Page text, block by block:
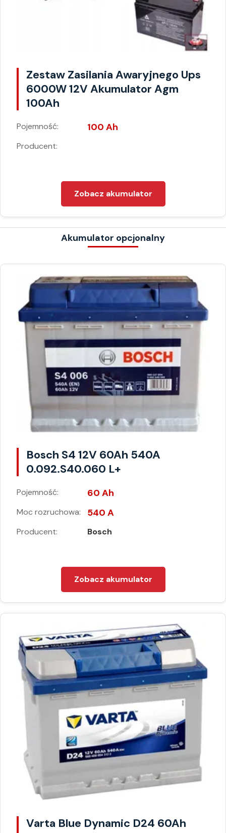
Zestaw Zasilania Awaryjnego Ups
6000W 12V Akumulator Agm
100Ah
Pojemność: 100 Ah
Producent:
Zobacz akumulator
Akumulator opcjonalny
Bosch S4 12V 60Ah 540A
0.092.S40.060 L+
Pojemność: 60 Ah
Moc rozruchowa: 540 A
Producent: Bosch
Zobacz akumulator
Varta Blue Dynamic D24 60Ah